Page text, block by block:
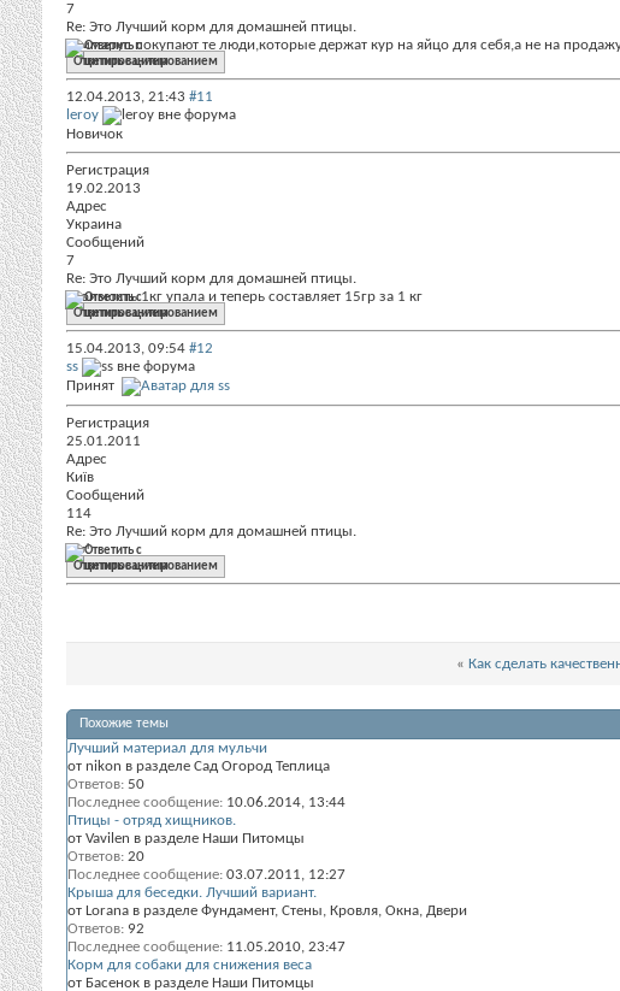
7
Re: Это Лучший корм для домашней птицы.
Гаммарус покупают те люди,которые держат кур на яйцо для себя,а не на
Ответить с цитированием
12.04.2013, 21:43 #11
leroy
Новичок
Регистрация
19.02.2013
Адрес
Украина
Сообщений
7
Re: Это Лучший корм для домашней птицы.
Стоимость 1кг упала и теперь составляет 15гр за 1 кг
Ответить с цитированием
15.04.2013, 09:54 #12
ss
Принят
Регистрация
25.01.2011
Адрес
Київ
Сообщений
114
Re: Это Лучший корм для домашней птицы.
Гут!
Ответить с цитированием
« Как сделать
Похожие темы
Лучший материал для мульчи
от nikon в разделе Сад Огород Теплица
Ответов: 50
Последнее сообщение: 10.06.2014, 13:44
Птицы - отряд хищников.
от Vavilen в разделе Наши Питомцы
Ответов: 20
Последнее сообщение: 03.07.2011, 12:27
Крыша для беседки. Лучший вариант.
от Lorana в разделе Фундамент, Стены, Кровля, Окна, Двери
Ответов: 92
Последнее сообщение: 11.05.2010, 23:47
Корм для собаки для снижения веса
от Басенок в разделе Наши Питомцы